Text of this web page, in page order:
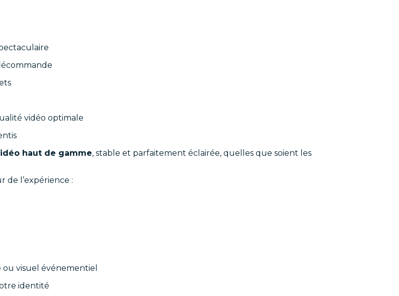
vidéo optimale
haut de gamme, stable et parfaitement éclairée, quelles que soient les
de l’expérience :
ou visuel événementiel
identité